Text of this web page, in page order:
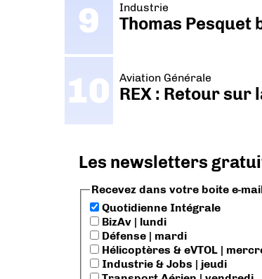
Industrie
Thomas Pesquet
Aviation Générale
REX : Retour
Les newsletters
Recevez dans votre boite e-
Quotidienne Intégrale
BizAv | lundi
Défense | mardi
Hélicoptères & eVTOL |
Industrie & Jobs | jeudi